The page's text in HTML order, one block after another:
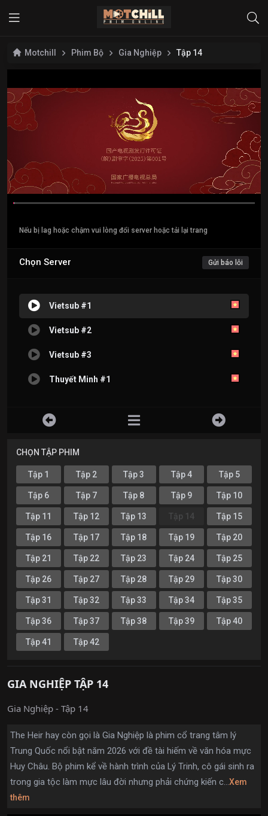
Motchill Phim Bộ Gia Nghiệp Tập 14
Nếu bị lag hoặc chậm vui lòng đổi server hoặc tải lại trang
Chọn Server Gửi báo lỗi
Vietsub #1
Vietsub #2
Vietsub #3
Thuyết Minh #1
CHỌN TẬP PHIM
Tập 1 Tập 2 Tập 3 Tập 4 Tập 5
Tập 6 Tập 7 Tập 8 Tập 9 Tập 10
Tập 11 Tập 12 Tập 13 Tập 14 Tập 15
Tập 16 Tập 17 Tập 18 Tập 19 Tập 20
Tập 21 Tập 22 Tập 23 Tập 24 Tập 25
Tập 26 Tập 27 Tập 28 Tập 29 Tập 30
Tập 31 Tập 32 Tập 33 Tập 34 Tập 35
Tập 36 Tập 37 Tập 38 Tập 39 Tập 40
Tập 41 Tập 42
GIA NGHIỆP TẬP 14
Gia Nghiệp - Tập 14
The Heir hay còn gọi là Gia Nghiệp là phim cổ trang tâm lý
Trung Quốc nổi bật năm 2026 với đề tài hiếm về văn hóa mực
Huy Châu. Bộ phim kể về hành trình của Lý Trinh, cô gái sinh ra
trong gia tộc làm mực lâu đời nhưng phải chứng kiến c...Xem
thêm